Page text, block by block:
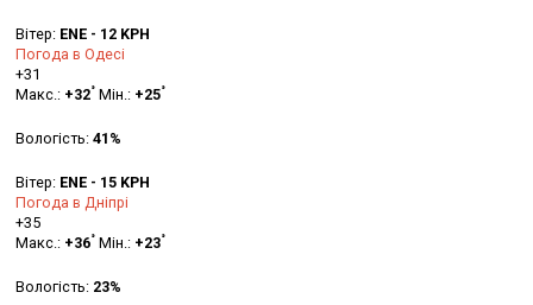
Вітер: ENE - 12 KPH
Погода в Одесі
+31
Макс.: +32° Мін.: +25°
Вологість:41%
Вітер: ENE - 15 KPH
Погода в Дніпрі
+35
Макс.: +36° Мін.: +23°
Вологість: 23%